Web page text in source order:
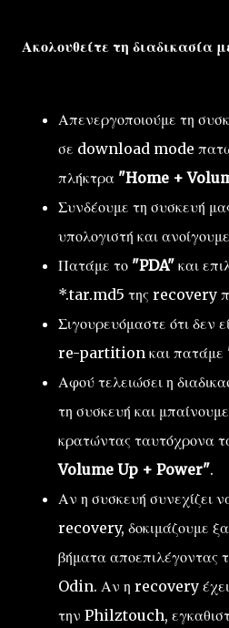
Ακολουθείτε τη διαδικασία
Απενεργοποιούμε τη
σε download mode
πλήκτρα "Home +
Συνδέουμε τη συσκευή
υπολογιστή και
Πατάμε το "PDA" και
*.tar.md5 της recovery
Σιγουρευόμαστε ότι δεν
re-partition και πατάμε
Αφού τελειώσει η
τη συσκευή και
κρατώντας ταυτόχρονα
Volume Up + Power".
Αν η συσκευή συνεχίζει
recovery, δοκιμάζουμε
βήματα
Odin. Αν η recovery έχει
την Philztouch,